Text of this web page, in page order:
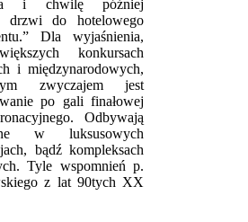
i chwilę później
drzwi do hotelowego
Dla wyjaśnienia,
konkursach
i międzynarodowych,
zwyczajem jest
po gali finałowej
Odbywają
w luksusowych
bądź kompleksach
Tyle wspomnień p.
z lat 90tych XX